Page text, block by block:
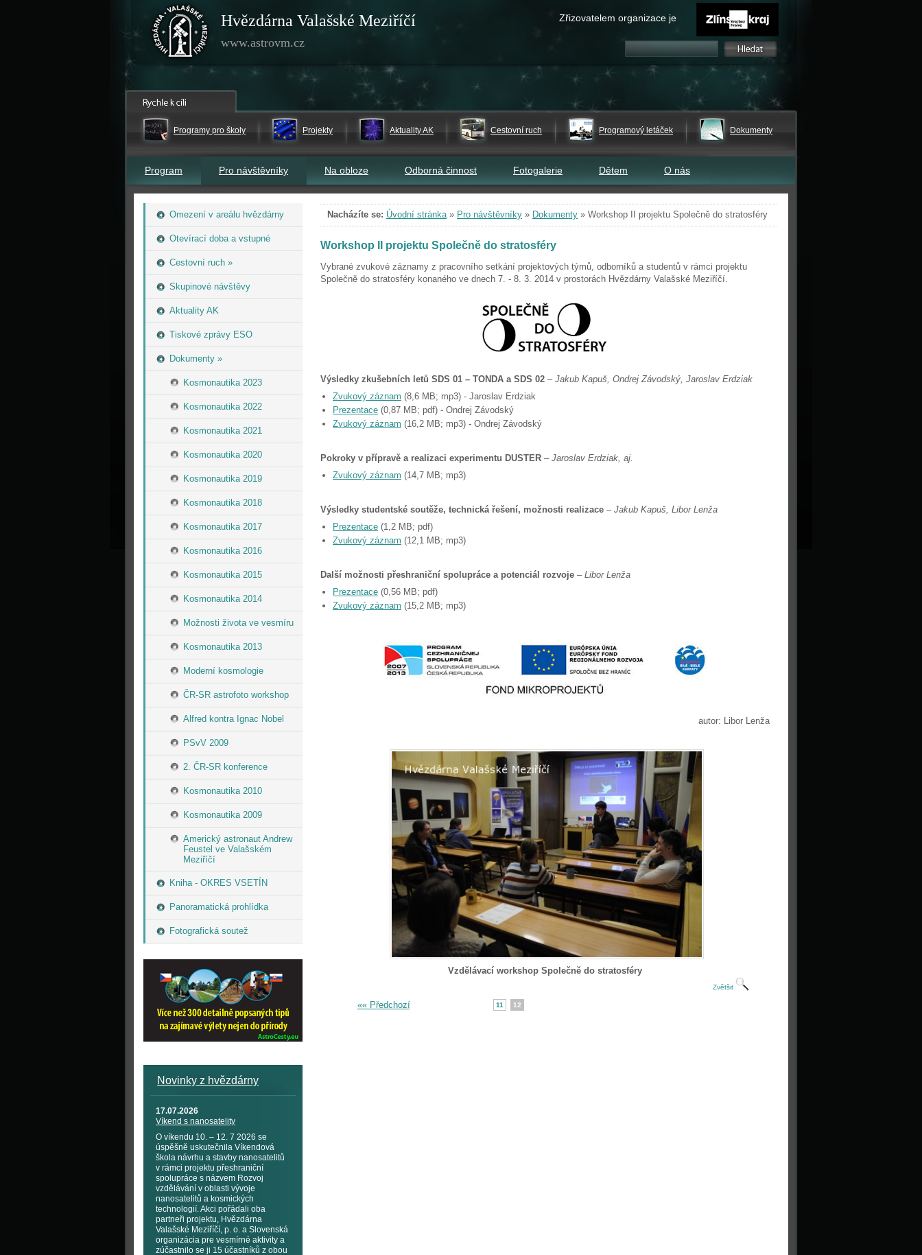
Hvězdárna Valašské Meziříčí
www.astrovm.cz
Zřizovatelem organizace je
Programy pro školy Projekty Aktuality AK Cestovní ruch Programový letáček Dokumenty
Program Pro návštěvníky Na obloze Odborná činnost Fotogalerie Dětem O nás
Omezení v areálu hvězdárny
Otevírací doba a vstupné
Cestovní ruch »
Skupinové návštěvy
Aktuality AK
Tiskové zprávy ESO
Dokumenty »
Kosmonautika 2023
Kosmonautika 2022
Kosmonautika 2021
Kosmonautika 2020
Kosmonautika 2019
Kosmonautika 2018
Kosmonautika 2017
Kosmonautika 2016
Kosmonautika 2015
Kosmonautika 2014
Možnosti života ve vesmíru
Kosmonautika 2013
Moderní kosmologie
ČR-SR astrofoto workshop
Alfred kontra Ignac Nobel
PSvV 2009
2. ČR-SR konference
Kosmonautika 2010
Kosmonautika 2009
Americký astronaut Andrew
Feustel ve Valašském
Meziříčí
Kniha - OKRES VSETÍN
Panoramatická prohlídka
Fotografická soutež
Novinky z hvězdárny
17.07.2026
Víkend s nanosatelity
O víkendu 10. – 12. 7 2026 se
úspěšně uskutečnila Víkendová
škola návrhu a stavby nanosatelitů
v rámci projektu přeshraniční
spolupráce s názvem Rozvoj
vzdělávání v oblasti vývoje
nanosatelitů a kosmických
technologií. Akci pořádali oba
partneři projektu, Hvězdárna
Valašské Meziříčí, p. o. a Slovenská
organizácia pre vesmírné aktivity a
zúčastnilo se ji 15 účastníků z obou
Nacházíte se: Úvodní stránka» Pro návštěvníky » Dokumenty » Workshop II projektu Společně do stratosféry
Workshop II projektu Společně do stratosféry
Vybrané zvukové záznamy z pracovního setkání projektových týmů, odborníků a studentů v rámci projektu
Společně do stratosféry konaného ve dnech 7. - 8. 3. 2014 v prostorách Hvězdárny Valašské Meziříčí.
Výsledky zkušebních letů SDS 01 – TONDA a SDS 02 – Jakub Kapuš, Ondrej Závodský, Jaroslav Erdziak
Zvukový záznam (8,6 MB; mp3) - Jaroslav Erdziak
Prezentace (0,87 MB; pdf) - Ondrej Závodský
Zvukový záznam (16,2 MB; mp3) - Ondrej Závodský
Pokroky v přípravě a realizaci experimentu DUSTER – Jaroslav Erdziak, aj.
Zvukový záznam (14,7 MB; mp3)
Výsledky studentské soutěže, technická řešení, možnosti realizace – Jakub Kapuš, Libor Lenža
Prezentace (1,2 MB; pdf)
Zvukový záznam (12,1 MB; mp3)
Další možnosti přeshraniční spolupráce a potenciál rozvoje – Libor Lenža
Prezentace (0,56 MB; pdf)
Zvukový záznam (15,2 MB; mp3)
autor: Libor Lenža
Vzdělávací workshop Společně do stratosféry
Zvětšit
«« Předchozí 11 12